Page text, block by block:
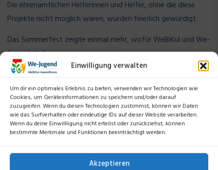
Einwilligung verwalten
Um dir ein optimales Erlebnis zu bieten, verwenden wir Technologien wie
Cookies, um Geräteinformationen zu speichern und/oder darauf
zuzugreifen. Wenn du diesen Technologien zustimmst, können wir Daten
wie das Surfverhalten oder eindeutige IDs auf dieser Website verarbeiten.
Wenn du deine Einwillligung nicht erteilst oder zurückziehst, können
bestimmte Merkmale und Funktionen beeinträchtigt werden.
Akzeptieren
Die ehrenamtlichen Helferinnen und Helfer, ohne die diese
Projekte nicht möglich wären, wurden feierlich gewürdigt.
Das Sommerfest zeigte einmal mehr, wofür WeBiKul und We-
Jugend stehen:
Begegnung, Zusammenhalt und Freude am Miteinander.
auf all das machte, was noch kommt.